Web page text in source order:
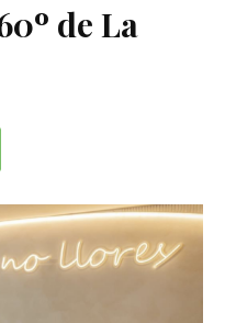
de La